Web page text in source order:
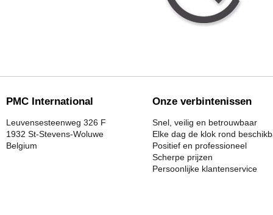
PMC International
Leuvensesteenweg 326 F
1932 St-Stevens-Woluwe
Belgium
Onze verbintenissen
Snel, veilig en betrouwbaar
Elke dag de klok rond
Positief en professioneel
Scherpe prijzen
Persoonlijke klantenservice